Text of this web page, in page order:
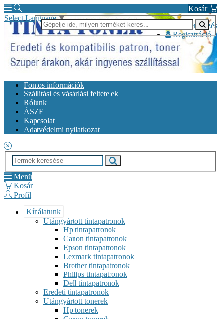
Kosár
Bejelentkezés
Regisztráció
Select Language▼
Fontos információk
Szállítási és vásárlási feltételek
Rólunk
ÁSZF
Kapcsolat
Adatvédelmi nyilatkozat
Menü
Kosár
Profil
Kínálatunk
Utángyártott tintapatronok
Hp tintapatronok
Canon tintapatronok
Epson tintapatronok
Lexmark tintapatronok
Brother tintapatronok
Philips tintapatronok
Dell tintapatronok
Eredeti tintapatronok
Utángyártott tonerek
Hp tonerek